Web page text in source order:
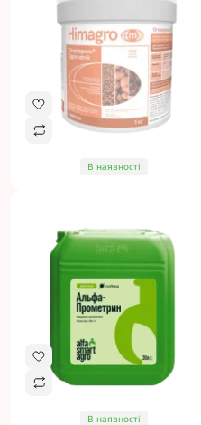
В наявності
В наявності